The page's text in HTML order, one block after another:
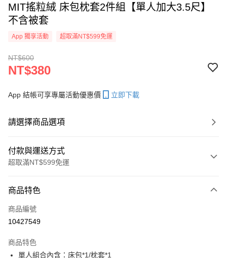
MIT搖粒絨 床包枕套2件組【單人加大3.5尺】
不含被套
App 獨享活動 超取滿NT$599免運
NT$600
NT$380
App 結帳可享專屬活動優惠價 立即下載
請選擇商品選項
付款與運送方式
超取滿NT$599免運
信用卡一次付款
超商取貨付款
Apple Pay
商品特色
商品編號
10427549
商品特色
單人組合內含：床包*1/枕套*1